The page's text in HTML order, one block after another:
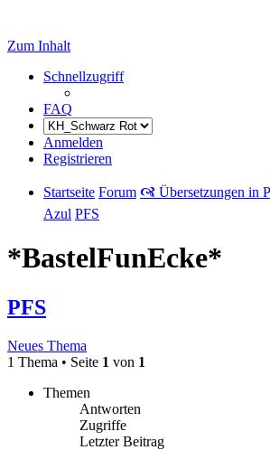
Zum Inhalt
Schnellzugriff
FAQ
Anmelden
Registrieren
Startseite Forum 🙧 Übersetzungen in
Azul PFS
*BastelFunEcke*
PFS
Neues Thema
1 Thema • Seite 1 von 1
Themen
Antworten
Zugriffe
Letzter Beitrag